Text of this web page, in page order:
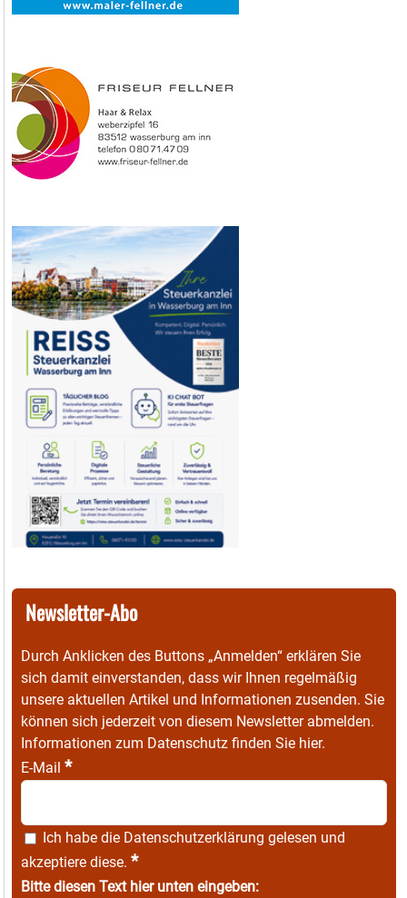
Newsletter-Abo
Durch Anklicken des Buttons „Anmelden“ erklären Sie
sich damit einverstanden, dass wir Ihnen regelmäßig
unsere aktuellen Artikel und Informationen zusenden. Sie
können sich jederzeit von diesem Newsletter abmelden.
Informationen zum Datenschutz finden Sie hier.
E-Mail *
Ich habe die Datenschutzerklärung gelesen und
akzeptiere diese. *
Bitte diesen Text hier unten eingeben: